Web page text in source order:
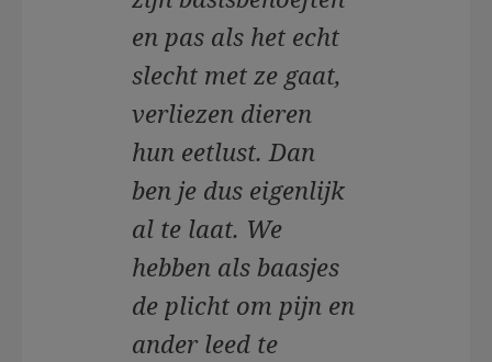
en pas als het echt
slecht met ze gaat,
verliezen dieren
hun eetlust. Dan
ben je dus eigenlijk
al te laat. We
hebben als baasjes
de plicht om pijn en
ander leed te